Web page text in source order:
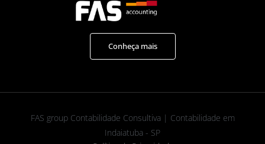
Conheça mais
FAS group Contabilidade Consultiva | Contabilidade em
Indaiatuba - SP